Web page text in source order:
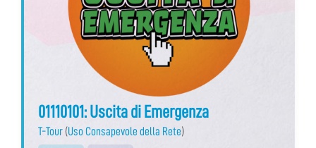
01110101: Uscita di Emergenza
T-Tour (Uso Consapevole della Rete)